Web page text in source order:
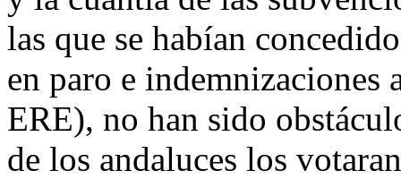
las que se habían
en paro e indemnizaciones
ERE), no han sido
de los andaluces los